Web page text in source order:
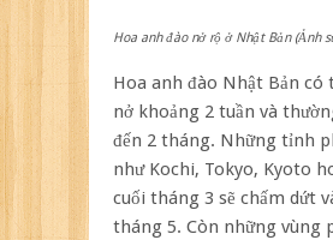
Hoa anh đào nở rộ ở Nhật Bản (Ảnh
Hoa anh đào Nhật Bản có
nở khoảng 2 tuần và
đến 2 tháng. Những tỉnh
như Kochi, Tokyo, Kyoto
cuối tháng 3 sẽ chấm dứt
tháng 5. Còn những vùng